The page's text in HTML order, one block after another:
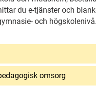
du e-tjänster och
och högskolenivå.
omsorg